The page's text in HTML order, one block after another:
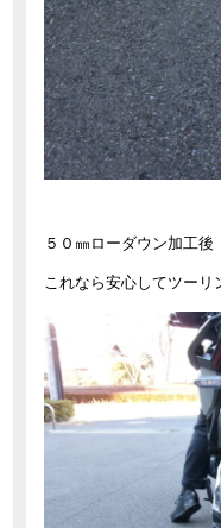
５０㎜ローダウン加工
これなら安心してツー